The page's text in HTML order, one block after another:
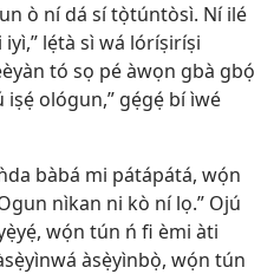
ò ní dá sí tọ̀túntòsì. Ní ilé
lẹ́tà sì wá lóríṣiríṣi
tó sọ pé àwọn gbà gbọ́
ológun,” gẹ́gẹ́ bí ìwé
bàbá mi pátápátá, wọ́n
nìkan ni kò ní lọ.” Ojú
wọ́n tún ń fi èmi àti
àsẹ̀yìnbọ̀, wọ́n tún